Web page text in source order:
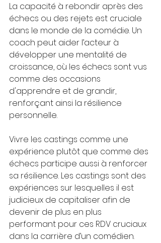
La capacité à rebondir après des
échecs ou des rejets est cruciale
dans le monde de la comédie. Un
coach peut aider l’acteur à
développer une mentalité de
croissance, où les échecs sont vus
comme des occasions
d'apprendre et de grandir,
renforçant ainsi la résilience
personnelle.
Vivre les castings comme une
expérience plutôt que comme des
échecs participe aussi à renforcer
sa résilience. Les castings sont des
expériences sur lesquelles il est
judicieux de capitaliser afin de
devenir de plus en plus
performant pour ces RDV cruciaux
dans la carrière d’un comédien.